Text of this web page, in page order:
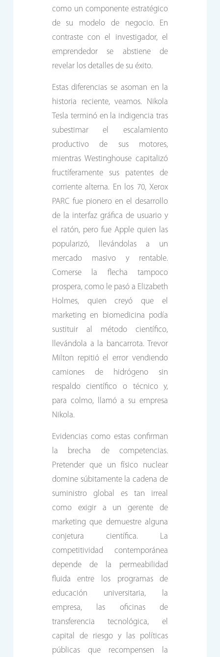
como un componente estratégico
de su modelo de negocio. En
contraste con el investigador, el
emprendedor se abstiene de
revelar los detalles de su éxito.
Estas diferencias se asoman en la
historia reciente, veamos. Nikola
Tesla terminó en la indigencia tras
subestimar el escalamiento
productivo de sus motores,
mientras Westinghouse capitalizó
fructíferamente sus patentes de
corriente alterna. En los 70, Xerox
PARC fue pionero en el desarrollo
de la interfaz gráfica de usuario y
el ratón, pero fue Apple quien las
popularizó, llevándolas a un
mercado masivo y rentable.
Comerse la flecha tampoco
prospera, como le pasó a Elizabeth
Holmes, quien creyó que el
marketing en biomedicina podía
sustituir al método científico,
llevándola a la bancarrota. Trevor
Milton repitió el error vendiendo
camiones de hidrógeno sin
respaldo científico o técnico y,
para colmo, llamó a su empresa
Nikola.
Evidencias como estas confirman
la brecha de competencias.
Pretender que un físico nuclear
domine súbitamente la cadena de
suministro global es tan irreal
como exigir a un gerente de
marketing que demuestre alguna
conjetura científica. La
competitividad contemporánea
depende de la permeabilidad
fluida entre los programas de
educación universitaria, la
empresa, las oficinas de
transferencia tecnológica, el
capital de riesgo y las políticas
públicas que recompensen la